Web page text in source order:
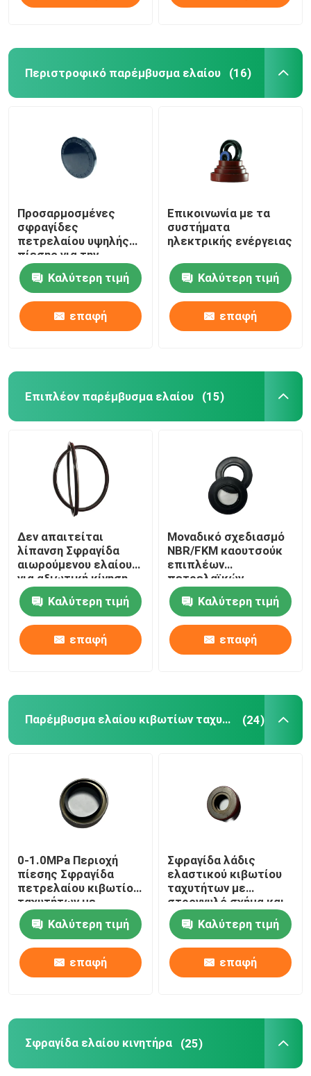
Σχετικά με εμάς
Γύρος εργοστασίων
Ποιοτικός έλεγχος
επαφή
Ζητήστε ένα απόσπασμα
Περιστροφικό παρέμβυσμα ελαίου
Παρέμβυσμα ελαίου κιβωτίων ταχυτήτων
Προσαρμοσμένα δαχτυλίδια O
Δαχτυλίδι από καουτσούκ
εξάρτηση σφραγίδων βαλβίδων
Σφραγίδες κυλίνδρων αέρα
ΣΦΡΑΓΙΔΑ ΥΔΡΑΝΤΛΙΩΝ
Περιστροφικό παρέμβυσμα ελαίου (16)
Προσαρμοσμένες
σφραγίδες
πετρελαίου υψηλής
πίεσης για την
αυτοκινητοβιομηχανία
Καλύτερη τιμή
επαφή
Επικοινωνία με τα
συστήματα
ηλεκτρικής ενέργειας
Καλύτερη τιμή
επαφή
Επιπλέον παρέμβυσμα ελαίου (15)
Δεν απαιτείται
λίπανση Σφραγίδα
αιωρούμενου ελαίου
για αξιωτική κίνηση
0,2 mm έως 0,5 mm
Καλύτερη τιμή
επαφή
Μοναδικό σχεδιασμό
NBR/FKM καουτσούκ
επιπλέων
πετρελαϊκών
σφραγίδων
Καλύτερη τιμή
επαφή
Παρέμβυσμα ελαίου κιβωτίων ταχυτήτων (24)
0-1.0MPa Περιοχή
πίεσης Σφραγίδα
πετρελαίου κιβωτίου
ταχυτήτων με
θερμοκρασία από
-40C έως 120C
Καλύτερη τιμή
επαφή
Σφραγίδα λάδις
ελαστικού κιβωτίου
ταχυτήτων με
στρογγυλό σχήμα και
διάρκεια ζωής
≥50000hΚαλύτερη τιμή
επαφή
Σφραγίδα ελαίου κινητήρα (25)